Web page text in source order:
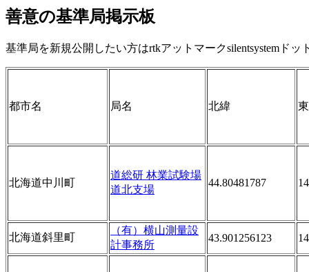
善意の基準局掲示板
基準局を新規公開したい方はrtkアットマークsilentsystemド
都市名 局名 北緯
北海道中川町
道総研 林業試験場
道北支場
44.80481787
北海道斜里町
（有）横山測量設
計事務所
43.901256123